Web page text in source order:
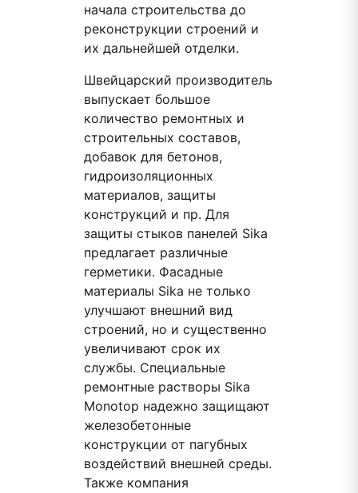
начала строительства до
реконструкции строений и
их дальнейшей отделки.
Швейцарский производитель
выпускает большое
количество ремонтных и
строительных составов,
добавок для бетонов,
гидроизоляционных
материалов, защиты
конструкций и пр. Для
защиты стыков панелей Sika
предлагает различные
герметики. Фасадные
материалы Sika не только
улучшают внешний вид
строений, но и существенно
увеличивают срок их
службы. Специальные
ремонтные растворы Sika
Monotop надежно защищают
железобетонные
конструкции от пагубных
воздействий внешней среды.
Также компания